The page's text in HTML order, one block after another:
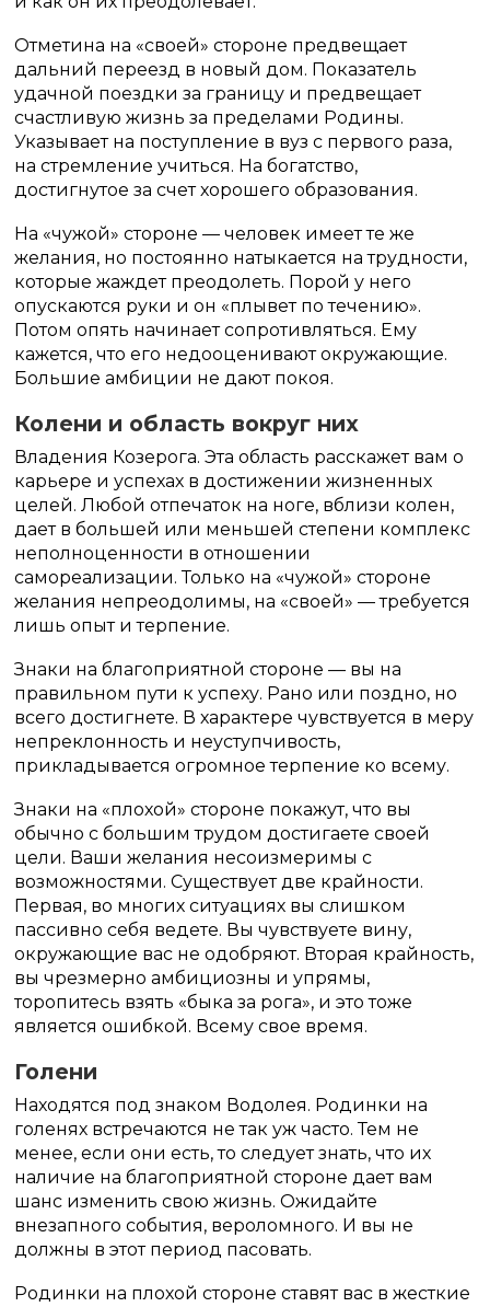
Отметина на «своей» стороне предвещает
дальний переезд в новый дом. Показатель
удачной поездки за границу и предвещает
счастливую жизнь за пределами Родины.
Указывает на поступление в вуз с первого раза,
на стремление учиться. На богатство,
достигнутое за счет хорошего образования.
На «чужой» стороне — человек имеет те же
желания, но постоянно натыкается на трудности,
которые жаждет преодолеть. Порой у него
опускаются руки и он «плывет по течению».
Потом опять начинает сопротивляться. Ему
кажется, что его недооценивают окружающие.
Большие амбиции не дают покоя.
Колени и область вокруг них
Владения Козерога. Эта область расскажет вам о
карьере и успехах в достижении жизненных
целей. Любой отпечаток на ноге, вблизи колен,
дает в большей или меньшей степени комплекс
неполноценности в отношении
самореализации. Только на «чужой» стороне
желания непреодолимы, на «своей» — требуется
лишь опыт и терпение.
Знаки на благоприятной стороне — вы на
правильном пути к успеху. Рано или поздно, но
всего достигнете. В характере чувствуется в меру
непреклонность и неуступчивость,
прикладывается огромное терпение ко всему.
Знаки на «плохой» стороне покажут, что вы
обычно с большим трудом достигаете своей
цели. Ваши желания несоизмеримы с
возможностями. Существует две крайности.
Первая, во многих ситуациях вы слишком
пассивно себя ведете. Вы чувствуете вину,
окружающие вас не одобряют. Вторая крайность,
вы чрезмерно амбициозны и упрямы,
торопитесь взять «быка за рога», и это тоже
является ошибкой. Всему свое время.
Голени
Находятся под знаком Водолея. Родинки на
голенях встречаются не так уж часто. Тем не
менее, если они есть, то следует знать, что их
наличие на благоприятной стороне дает вам
шанс изменить свою жизнь. Ожидайте
внезапного события, вероломного. И вы не
должны в этот период пасовать.
Родинки на плохой стороне ставят вас в жесткие